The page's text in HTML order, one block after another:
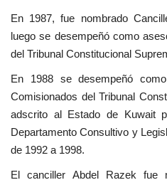
Nuestras Referencias
Ciudadano Global
Líderes
Documentos
En 1987, fue nombrado
luego se desempeñó como
del Tribunal Constitucional
En 1988 se desempeñó
Comisionados del Tribunal
adscrito al Estado de Kuwait
Departamento Consultivo y
de 1992 a 1998.
El canciller Abdel Razek fue